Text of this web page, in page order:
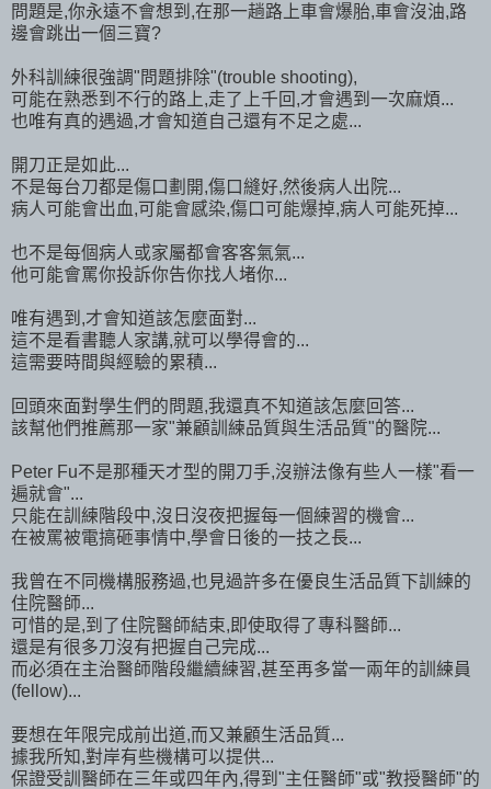
問題是,你永遠不會想到,在那一趟路上車會爆胎,車會沒油,路
邊會跳出一個三寶?
外科訓練很強調"問題排除"(trouble shooting),
可能在熟悉到不行的路上,走了上千回,才會遇到一次麻煩...
也唯有真的遇過,才會知道自己還有不足之處...
開刀正是如此...
不是每台刀都是傷口劃開,傷口縫好,然後病人出院...
病人可能會出血,可能會感染,傷口可能爆掉,病人可能死掉...
也不是每個病人或家屬都會客客氣氣...
他可能會罵你投訴你告你找人堵你...
唯有遇到,才會知道該怎麼面對...
這不是看書聽人家講,就可以學得會的...
這需要時間與經驗的累積...
回頭來面對學生們的問題,我還真不知道該怎麼回答...
該幫他們推薦那一家"兼顧訓練品質與生活品質"的醫院...
Peter Fu不是那種天才型的開刀手,沒辦法像有些人一樣"看一
遍就會"...
只能在訓練階段中,沒日沒夜把握每一個練習的機會...
在被罵被電搞砸事情中,學會日後的一技之長...
我曾在不同機構服務過,也見過許多在優良生活品質下訓練的
住院醫師...
可惜的是,到了住院醫師結束,即使取得了專科醫師...
還是有很多刀沒有把握自己完成...
而必須在主治醫師階段繼續練習,甚至再多當一兩年的訓練員
(fellow)...
要想在年限完成前出道,而又兼顧生活品質...
據我所知,對岸有些機構可以提供...
保證受訓醫師在三年或四年內,得到"主任醫師"或"教授醫師"的